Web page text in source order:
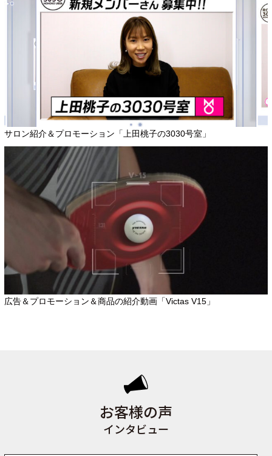
サロン紹介＆プロモーション「上田桃子の3030号室」
広告＆プロモーション＆商品の紹介動画「Victas V15」
お客様の声
インタビュー